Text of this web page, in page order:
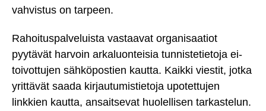
vahvistus on tarpeen.
Rahoituspalveluista vastaavat organisaatiot
pyytävät harvoin arkaluonteisia tunnistetietoja ei-
toivottujen sähköpostien kautta. Kaikki viestit, jotka
yrittävät saada kirjautumistietoja upotettujen
linkkien kautta, ansaitsevat huolellisen tarkastelun.